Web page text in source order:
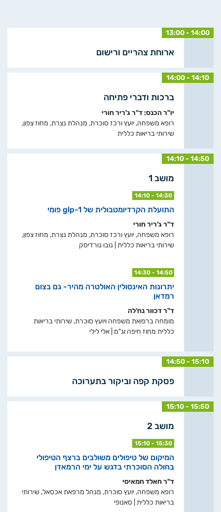
13:00 - 14:00
ארוחת צהריים ורישום
14:00 - 14:10
ברכות ודברי פתיחה
יו"ר הכנס: ד"ר ג'ריר חורי
רופא משפחה, יועץ ורכז סוכרת, מנהלת נצרת, מחוז צפון,
שירותי בריאות כללית
14:10 - 14:50
מושב 1
14:10 - 14:30
התועלת הקרדיומטבולית של glp-1 פומי
ד"ר ג'ריר חורי
רופא משפחה, יועץ ורכז סוכרת, מנהלת נצרת, מחוז צפון,
שירותי בריאות כללית | נובו נורדיסק
14:30 - 14:50
יתרונות האינסולין האולטרה מהיר- גם בצום
רמדאן
ד"ר דכוור נח'לה
מומחה ברפואת משפחה ויועץ סוכרת, שירותי בריאות
כללית מחוז חיפה וג"מ | אלי לילי
14:50 - 15:10
פסקת קפה וביקור בתערוכה
15:10 - 15:50
מושב 2
15:10 - 15:30
המיקום של טיפולים משולבים ברצף הטיפולי
בחולה הסוכרתי בדגש על ימי הרמאדן
ד"ר חאלד חמאיסי
רופא משפחה, יועץ סוכרת, מנהל מרפאת אכסאל, שירותי
בריאות כללית | סאנופי